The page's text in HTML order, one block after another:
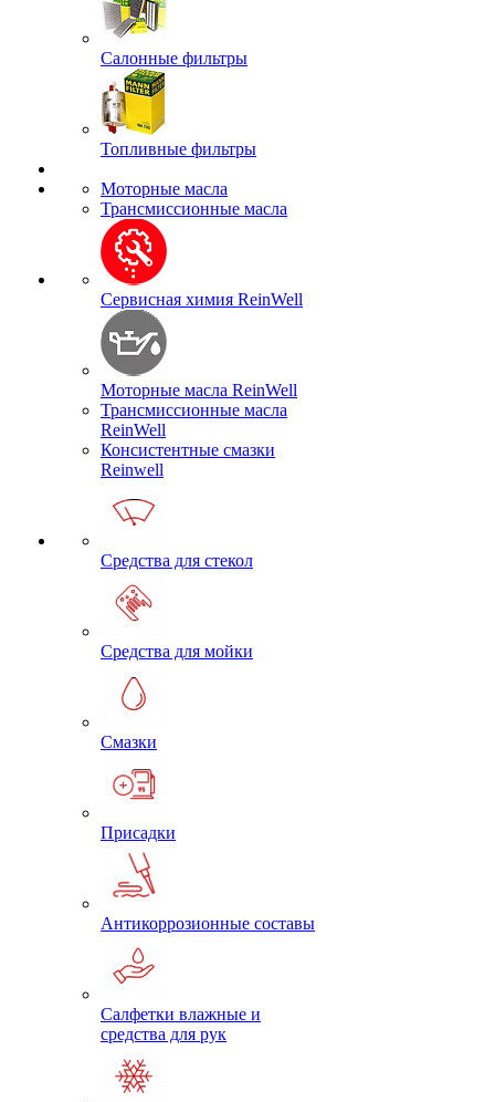
Салонные фильтры
Топливные фильтры
Моторные масла
Трансмиссионные масла
Сервисная химия ReinWell
Моторные масла ReinWell
Трансмиссионные масла
ReinWell
Консистентные смазки
Reinwell
Средства для стекол
Средства для мойки
Смазки
Присадки
Антикоррозионные составы
Салфетки влажные и
средства для рук